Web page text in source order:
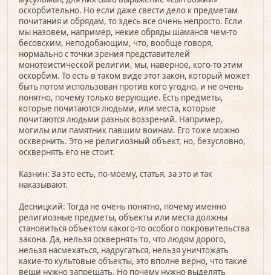
оскорбительно. Но если даже свести дело к предметам
почитания и обрядам, то здесь все очень непросто. Если
мы назовем, например, некие обряды шаманов чем-то
бесовским, неподобающим, что, вообще говоря,
нормально с точки зрения представителей
монотеистической религии, мы, наверное, кого-то этим
оскорбим. То есть в таком виде этот закон, который может
быть потом использован против кого угодно, и не очень
понятно, почему только верующие. Есть предметы,
которые почитаются людьми, или места, которые
почитаются людьми разных воззрений. Например,
могилы или памятник павшим воинам. Его тоже можно
осквернить. Это не религиозный объект, но, безусловно,
осквернять его не стоит.
Казнин: За это есть, по-моему, статья, за это и так
наказывают.
Десницкий: Тогда не очень понятно, почему именно
религиозные предметы, объекты или места должны
становиться объектом какого-то особого покровительства
закона. Да, нельзя осквернять то, что людям дорого,
нельзя насмехаться, надругаться, нельзя уничтожать
какие-то культовые объекты, это вполне верно, что такие
вещи нужно запрещать. Но почему нужно выделять